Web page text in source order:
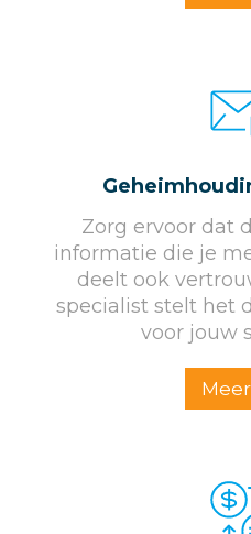
Zorg ervoor dat
informatie die je
deelt ook
specialist stelt het
voor jouw